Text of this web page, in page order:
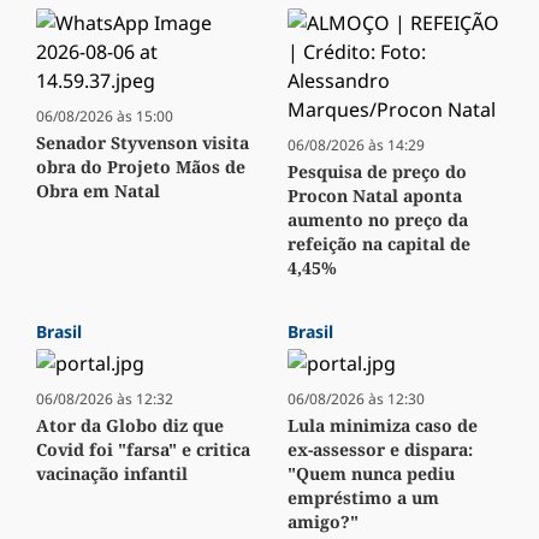
06/08/2026 às 15:00
Senador Styvenson visita
obra do Projeto Mãos de
Obra em Natal
06/08/2026 às 14:29
Pesquisa de preço do
Procon Natal aponta
aumento no preço da
refeição na capital de
4,45%
Brasil
06/08/2026 às 12:32
Ator da Globo diz que
Covid foi "farsa" e critica
vacinação infantil
Brasil
06/08/2026 às 12:30
Lula minimiza caso de
ex-assessor e dispara:
"Quem nunca pediu
empréstimo a um
amigo?"